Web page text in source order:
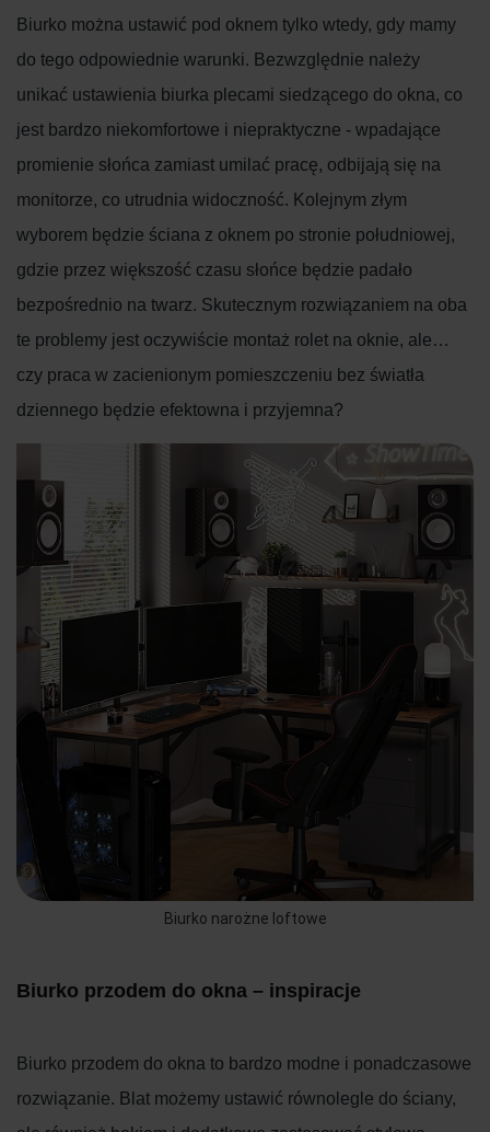
Biurko można ustawić pod oknem tylko wtedy, gdy mamy
do tego odpowiednie warunki. Bezwzględnie należy
unikać ustawienia biurka plecami siedzącego do okna, co
jest bardzo niekomfortowe i niepraktyczne - wpadające
promienie słońca zamiast umilać pracę, odbijają się na
monitorze, co utrudnia widoczność. Kolejnym złym
wyborem będzie ściana z oknem po stronie południowej,
gdzie przez większość czasu słońce będzie padało
bezpośrednio na twarz. Skutecznym rozwiązaniem na oba
te problemy jest oczywiście montaż rolet na oknie, ale…
czy praca w zacienionym pomieszczeniu bez światła
dziennego będzie efektowna i przyjemna?
Biurko narożne loftowe
Biurko przodem do okna – inspiracje
Biurko przodem do okna to bardzo modne i ponadczasowe
rozwiązanie. Blat możemy ustawić równolegle do ściany,